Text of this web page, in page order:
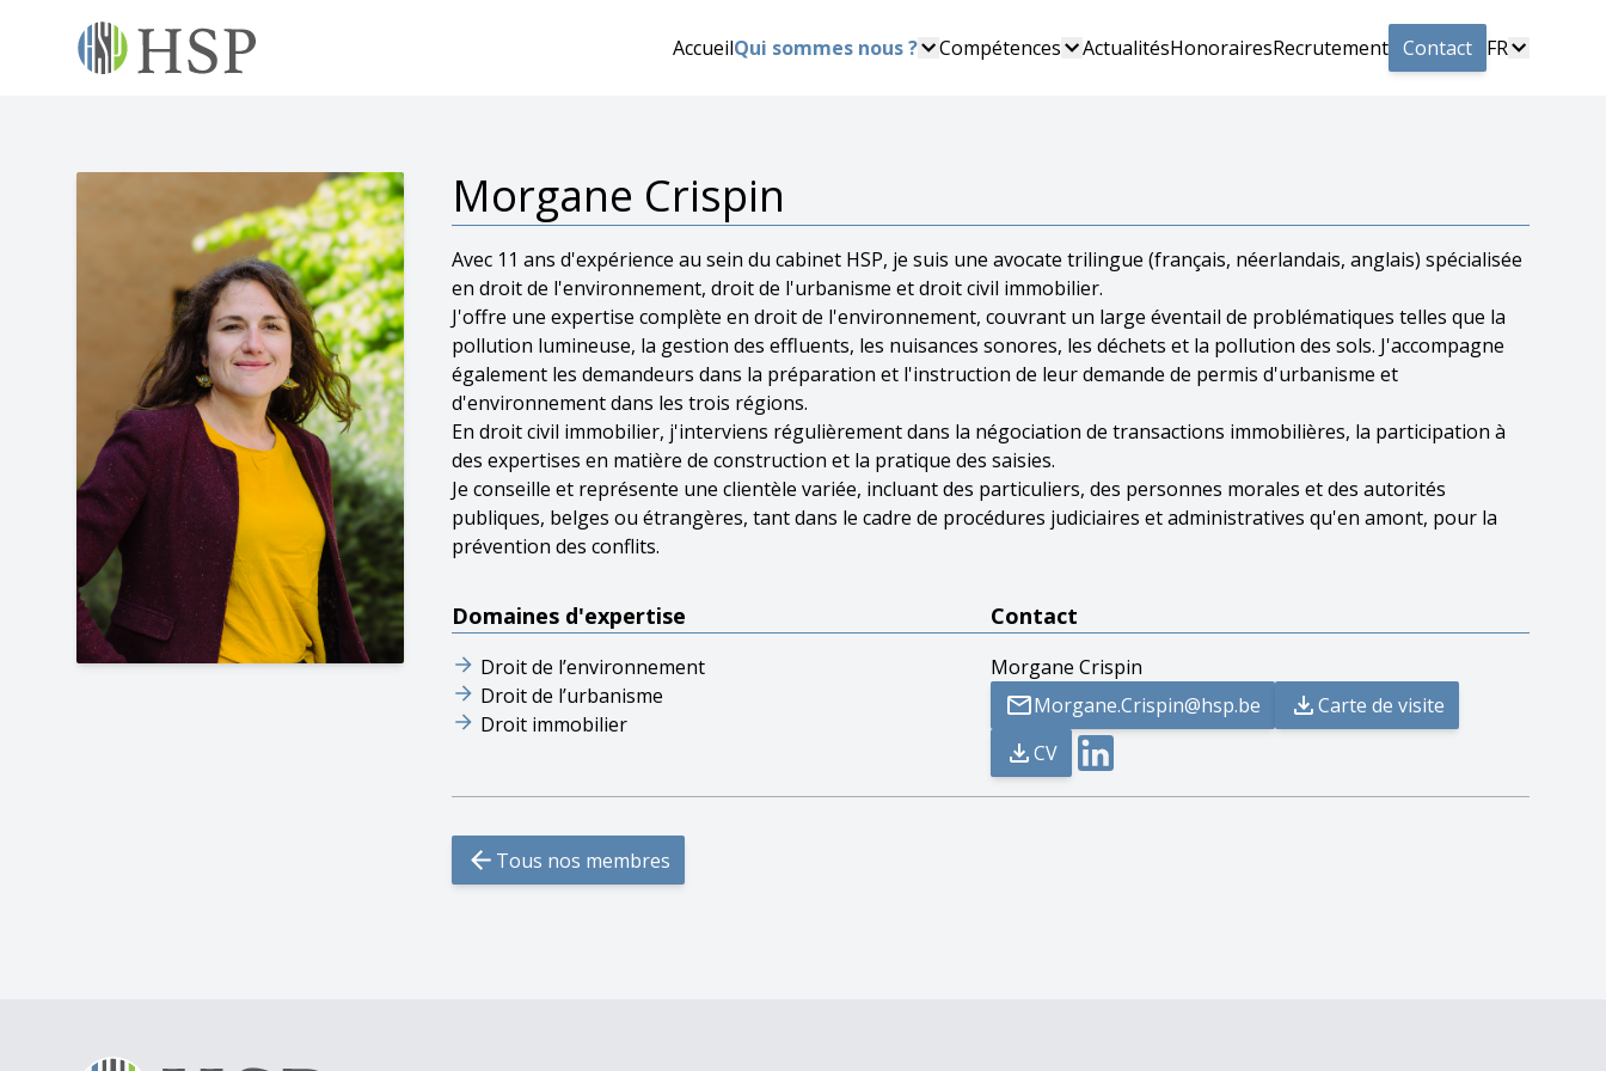
AccueilQui sommes nous ? Compétences ActualitésHonorairesRecrutement Contact FR
Morgane Crispin
Avec 11 ans d'expérience au sein du cabinet HSP, je suis une avocate trilingue (français, néerlandais, anglais) spécialisée
en droit de l'environnement, droit de l'urbanisme et droit civil immobilier.
J'offre une expertise complète en droit de l'environnement, couvrant un large éventail de problématiques telles que la
pollution lumineuse, la gestion des effluents, les nuisances sonores, les déchets et la pollution des sols. J'accompagne
également les demandeurs dans la préparation et l'instruction de leur demande de permis d'urbanisme et
d'environnement dans les trois régions.
En droit civil immobilier, j'interviens régulièrement dans la négociation de transactions immobilières, la participation à
des expertises en matière de construction et la pratique des saisies.
Je conseille et représente une clientèle variée, incluant des particuliers, des personnes morales et des autorités
publiques, belges ou étrangères, tant dans le cadre de procédures judiciaires et administratives qu'en amont, pour la
prévention des conflits.
Domaines d'expertise
Droit de l’environnement
Droit de l’urbanisme
Droit immobilier
Contact
Morgane Crispin
Morgane.Crispin@hsp.be
Carte de visite
CV
Tous nos membres